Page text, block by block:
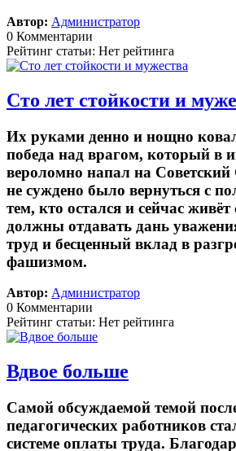
Автор: Администратор
0 Комментарии
Рейтинг статьи: Нет рейтинга
Сто лет стойкости и
Их руками денно и нощно
победа над врагом, который в
вероломно напал на
не суждено было вернуться с
тем, кто остался и сейчас
должны отдавать дань
труд и бесценный вклад в
фашизмом.
Автор: Администратор
0 Комментарии
Рейтинг статьи: Нет рейтинга
Вдвое больше
Самой обсуждаемой темой
педагогических работников
системе оплаты труда.